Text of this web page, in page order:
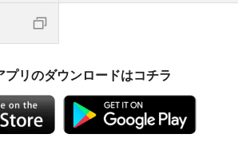
プリのダウンロードはコチラ